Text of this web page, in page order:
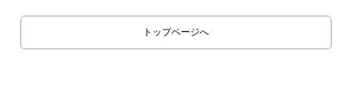
トップページへ